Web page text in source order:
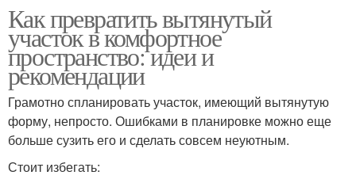
Как превратить вытянутый
участок в комфортное
пространство: идеи и
рекомендации
Грамотно спланировать участок, имеющий вытянутую
форму, непросто. Ошибками в планировке можно еще
больше сузить его и сделать совсем неуютным.
Стоит избегать: